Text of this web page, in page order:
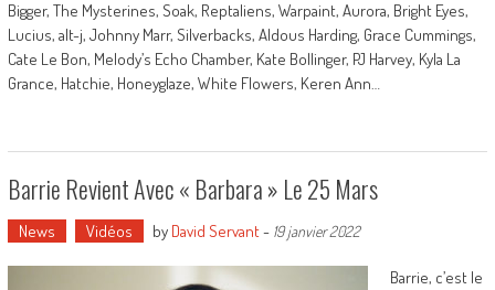
Bigger, The Mysterines, Soak, Reptaliens, Warpaint, Aurora, Bright Eyes,
Lucius, alt-j, Johnny Marr, Silverbacks, Aldous Harding, Grace Cummings,
Cate Le Bon, Melody’s Echo Chamber, Kate Bollinger, PJ Harvey, Kyla La
Grance, Hatchie, Honeyglaze, White Flowers, Keren Ann…
Barrie Revient Avec « Barbara » Le 25 Mars
News Vidéos by David Servant- 19 janvier 2022
Barrie, c’est le